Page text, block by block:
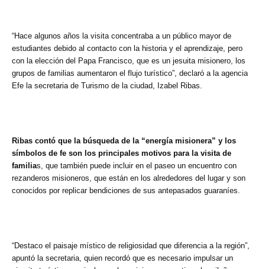
“Hace algunos años la visita concentraba a un público mayor de
estudiantes debido al contacto con la historia y el aprendizaje, pero
con la elección del Papa Francisco, que es un jesuita misionero, los
grupos de familias aumentaron el flujo turístico”, declaró a la agencia
Efe la secretaria de Turismo de la ciudad, Izabel Ribas.
Ribas contó que la búsqueda de la “energía misionera” y los
símbolos de fe son los principales motivos para la visita de
familias, que también puede incluir en el paseo un encuentro con
rezanderos misioneros, que están en los alrededores del lugar y son
conocidos por replicar bendiciones de sus antepasados guaraníes.
“Destaco el paisaje místico de religiosidad que diferencia a la región”,
apuntó la secretaria, quien recordó que es necesario impulsar un